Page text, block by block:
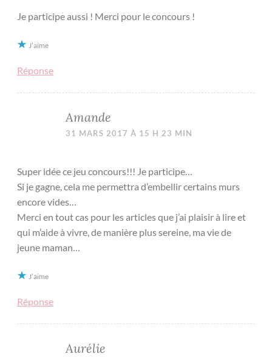
Je participe aussi ! Merci pour le concours !
J’aime
Réponse
Amande
31 MARS 2017 À 15 H 23 MIN
Super idée ce jeu concours!!! Je participe…
Si je gagne, cela me permettra d’embellir certains murs
encore vides…
Merci en tout cas pour les articles que j’ai plaisir à lire et
qui m’aide à vivre, de manière plus sereine, ma vie de
jeune maman…
J’aime
Réponse
Aurélie